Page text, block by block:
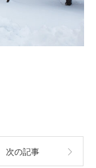
次の記事